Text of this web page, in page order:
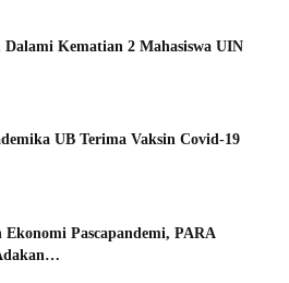
Dalami Kematian 2 Mahasiswa UIN
UB Terima Vaksin Covid-19
Pascapandemi, PARA